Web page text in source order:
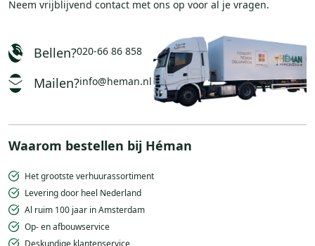
Neem vrijblijvend contact met ons op voor al je vragen.
Bellen?020-66 86 858
Mailen?info@heman.nl
Waarom bestellen bij Héman
Het grootste verhuurassortiment
Levering door heel Nederland
Al ruim 100 jaar in Amsterdam
Op- en afbouwservice
Deskundige klantenservice